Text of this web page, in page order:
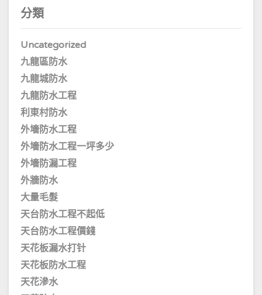
分類
Uncategorized
九龍區防水
九龍城防水
九龍防水工程
利東村防水
外墻防水工程
外墻防水工程一坪多少
外墻防漏工程
外牆防水
大量毛髮
天台防水工程不起低
天台防水工程價錢
天花板漏水打针
天花板防水工程
天花滲水